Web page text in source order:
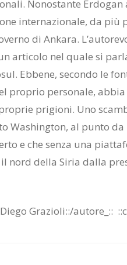
No­no­stan­te
in­ter­na­zio­na­le, da più
di An­ka­ra.
ar­ti­co­lo nel qua­le si
Eb­be­ne, se­con­do le
pro­prio per­so­na­le,
pri­gio­ni. Uno
Wa­shing­ton, al pun­to
e che sen­za una
nord del­la Si­ria dal­la
Gra­zio­li::/​au­to­re_::